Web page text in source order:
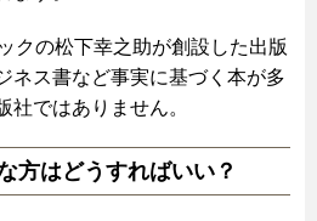
クの松下幸之助が創設した出版
ネス書など事実に基づく本が多
社ではありません。
方はどうすればいい？